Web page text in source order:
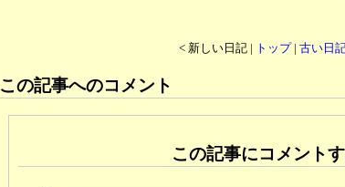
< 新しい日記 | トップ| 古い日
この記事へのコメント
この記事にコメント